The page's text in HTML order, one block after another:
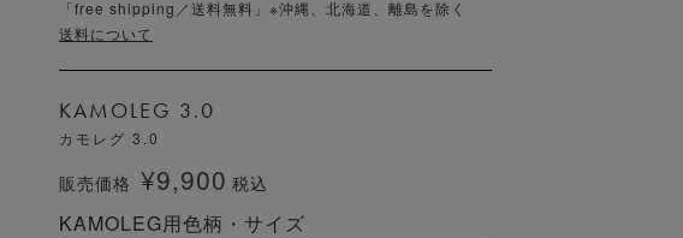
「free shipping／送料無料」※沖縄、北海道、離島を除く
送料について
KAMOLEG 3.0
カモレグ 3.0
販売価格 ¥9,900 税込
KAMOLEG用色柄・サイズ